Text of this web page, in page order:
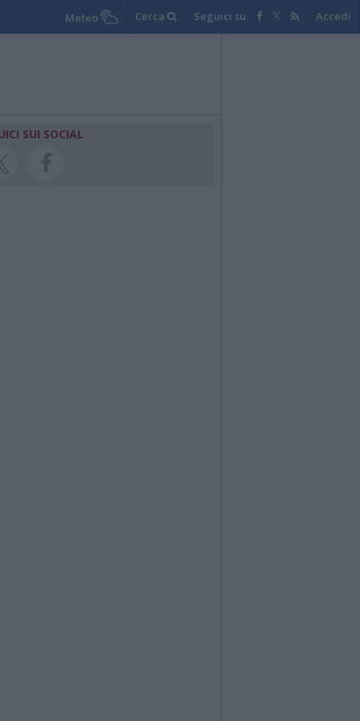
Meteo Cerca Seguici su Accedi
SUI SOCIAL